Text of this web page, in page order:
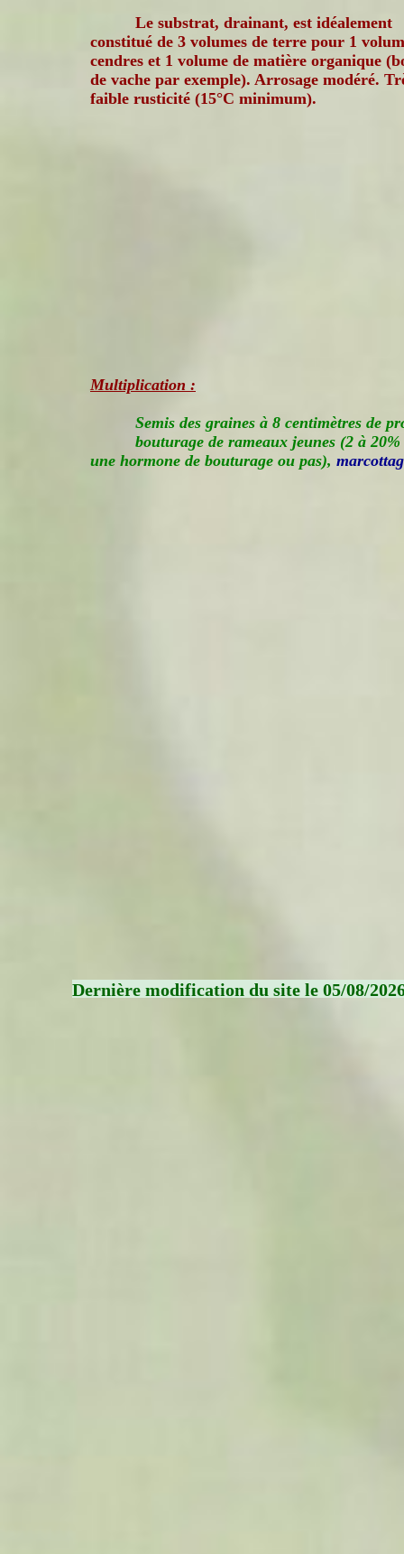
Le substrat, drainant, est idéalement
constitué de 3 volumes de terre pour 1
cendres et 1 volume de matière organique
de vache par exemple). Arrosage modéré.
faible rusticité (15°C minimum).
Multiplication :
Semis des graines à 8 centimètres de
bouturage de rameaux jeunes (2 à
une hormone de bouturage ou pas),
Dernière modification du site le 05/08/